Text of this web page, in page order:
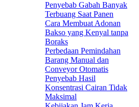
Penyebab Gabah Banyak
Terbuang Saat Panen
Cara Membuat Adonan
Bakso yang Kenyal tanpa
Boraks
Perbedaan Pemindahan
Barang Manual dan
Conveyor Otomatis
Penyebab Hasil
Konsentrasi Cairan Tidak
Maksimal